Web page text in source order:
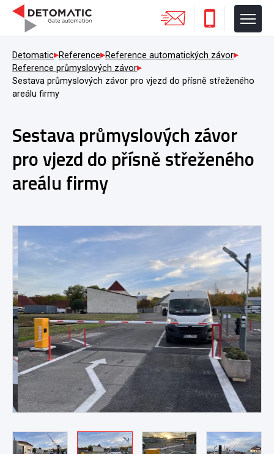
Detomatic Reference
Reference automatických závor
Reference průmyslových závor
Sestava průmyslových závor pro vjezd do přísně střeženého
areálu firmy
Sestava průmyslových závor
pro vjezd do přísně střeženého
areálu firmy